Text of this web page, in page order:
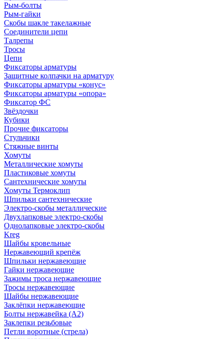
Рым-болты
Рым-гайки
Скобы шакле такелажные
Соединители цепи
Талрепы
Тросы
Цепи
Фиксаторы арматуры
Защитные колпачки на арматуру
Фиксаторы арматуры «конус»
Фиксаторы арматуры «опора»
Фиксатор ФС
Звёздочки
Кубики
Прочие фиксаторы
Стульчики
Стяжные винты
Хомуты
Металлические хомуты
Пластиковые хомуты
Сантехнические хомуты
Хомуты Термоклип
Шпильки сантехнические
Электро-скобы металлические
Двухлапковые электро-скобы
Однолапковые электро-скобы
Kreg
Шайбы кровельные
Нержавеющий крепёж
Шпильки нержавеющие
Гайки нержавеющие
Зажимы троса нержавеющие
Тросы нержавеющие
Шайбы нержавеющие
Заклёпки нержавеющие
Болты нержавейка (А2)
Заклепки резьбовые
Петли воротные (стрела)